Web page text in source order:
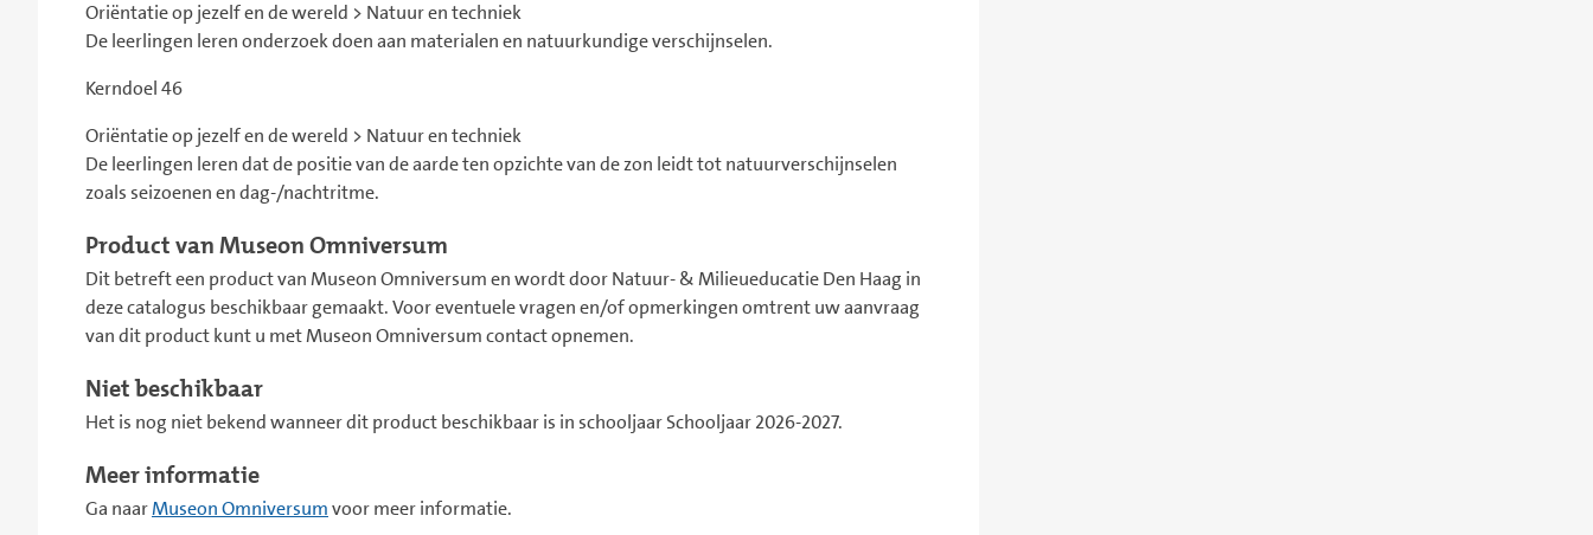
Oriëntatie op jezelf en de wereld > Natuur en techniek
De leerlingen leren onderzoek doen aan materialen en natuurkundige verschijnselen.
Kerndoel 46
Oriëntatie op jezelf en de wereld > Natuur en techniek
De leerlingen leren dat de positie van de aarde ten opzichte van de zon leidt tot natuurverschijnselen
zoals seizoenen en dag-/nachtritme.
Product van Museon Omniversum
Dit betreft een product van Museon Omniversum en wordt door Natuur- & Milieueducatie Den Haag in
deze catalogus beschikbaar gemaakt. Voor eventuele vragen en/of opmerkingen omtrent uw aanvraag
van dit product kunt u met Museon Omniversum contact opnemen.
Niet beschikbaar
Het is nog niet bekend wanneer dit product beschikbaar is in schooljaar Schooljaar 2026-2027.
Meer informatie
Ga naarMuseon Omniversumvoor meer informatie.